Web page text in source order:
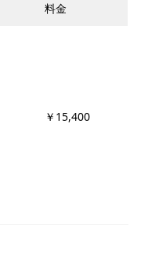
料金
￥15,400